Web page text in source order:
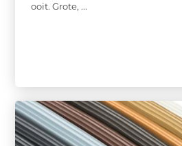
ooit. Grote, ...